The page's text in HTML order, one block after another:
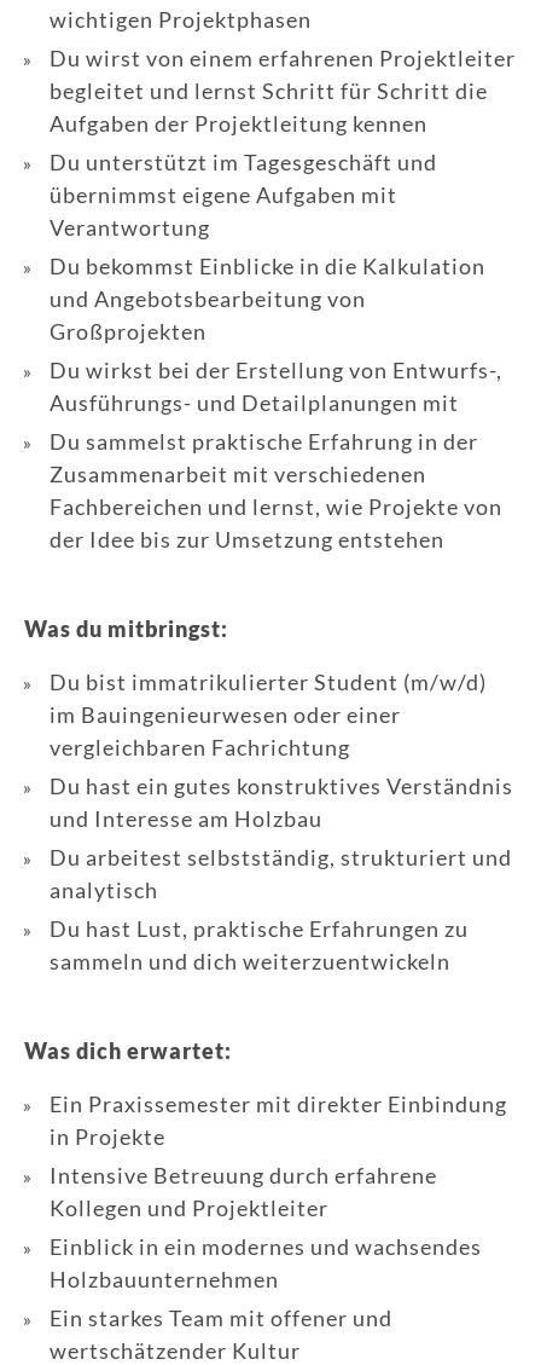
wichtigen Projektphasen
Du wirst von einem erfahrenen Projektleiter
begleitet und lernst Schritt für Schritt die
Aufgaben der Projektleitung kennen
Du unterstützt im Tagesgeschäft und
übernimmst eigene Aufgaben mit
Verantwortung
Du bekommst Einblicke in die Kalkulation
und Angebotsbearbeitung von
Großprojekten
Du wirkst bei der Erstellung von Entwurfs-,
Ausführungs- und Detailplanungen mit
Du sammelst praktische Erfahrung in der
Zusammenarbeit mit verschiedenen
Fachbereichen und lernst, wie Projekte von
der Idee bis zur Umsetzung entstehen
Was du mitbringst:
Du bist immatrikulierter Student (m/w/d)
im Bauingenieurwesen oder einer
vergleichbaren Fachrichtung
Du hast ein gutes konstruktives Verständnis
und Interesse am Holzbau
Du arbeitest selbstständig, strukturiert und
analytisch
Du hast Lust, praktische Erfahrungen zu
sammeln und dich weiterzuentwickeln
Was dich erwartet:
Ein Praxissemester mit direkter Einbindung
in Projekte
Intensive Betreuung durch erfahrene
Kollegen und Projektleiter
Einblick in ein modernes und wachsendes
Holzbauunternehmen
Ein starkes Team mit offener und
wertschätzender Kultur